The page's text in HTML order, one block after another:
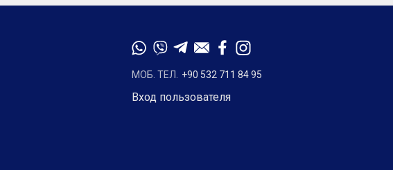
МОБ. ТЕЛ. +90 532 711 84 95
Вход пользователя